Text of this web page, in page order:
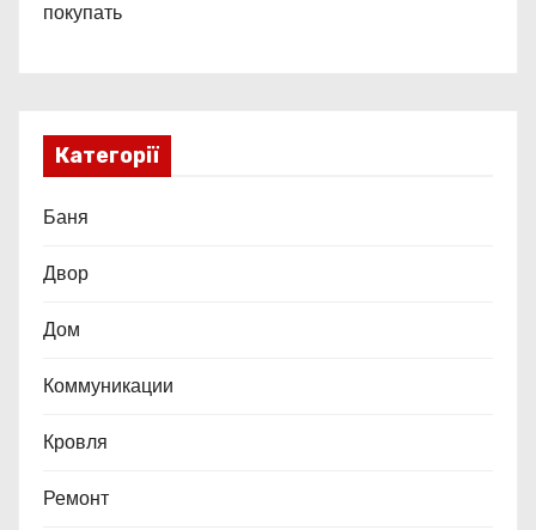
покупать
Категорії
Баня
Двор
Дом
Коммуникации
Кровля
Ремонт